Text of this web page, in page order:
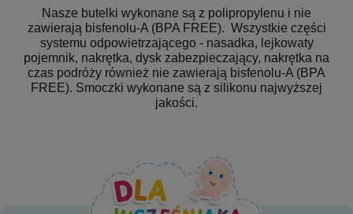
Nasze butelki wykonane są z polipropylenu i nie
zawierają bisfenolu-A (BPA FREE). Wszystkie części
systemu odpowietrzającego - nasadka, lejkowaty
pojemnik, nakrętka, dysk zabezpieczający, nakrętka na
czas podróży również nie zawierają bisfenolu-A (BPA
FREE). Smoczki wykonane są z silikonu najwyższej
jakości.